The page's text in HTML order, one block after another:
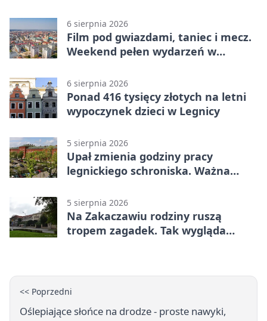
6 sierpnia 2026
Film pod gwiazdami, taniec i mecz.
Weekend pełen wydarzeń w
6 sierpnia 2026
Ponad 416 tysięcy złotych na letni
wypoczynek dzieci w Legnicy
5 sierpnia 2026
Upał zmienia godziny pracy
legnickiego schroniska. Ważna
5 sierpnia 2026
Na Zakaczawiu rodziny ruszą
tropem zagadek. Tak wygląda
<< Poprzedni
Oślepiające słońce na drodze - proste nawyki,